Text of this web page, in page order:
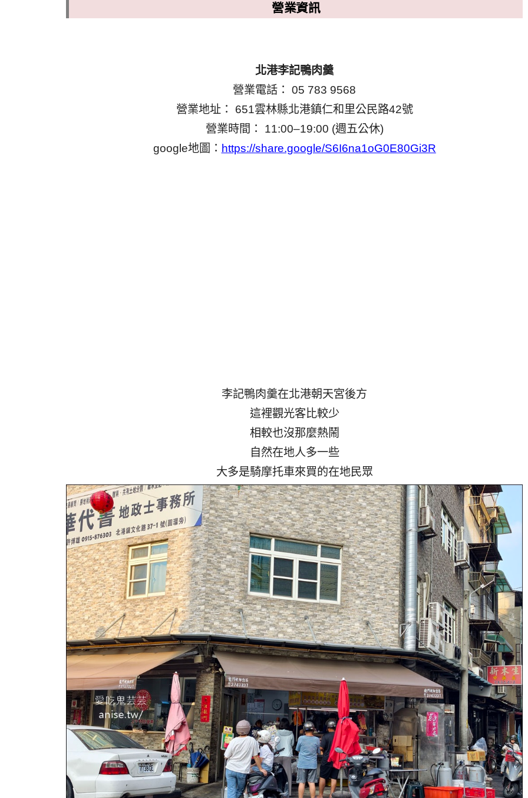
營業資訊
北港李記鴨肉羹
營業電話： 05 783 9568
營業地址： 651雲林縣北港鎮仁和里公民路42號
營業時間： 11:00–19:00 (週五公休)
google地圖： https://share.google/S6I6na1oG0E80Gi3R
李記鴨肉羹在北港朝天宮後方
這裡觀光客比較少
相較也沒那麼熱鬧
自然在地人多一些
大多是騎摩托車來買的在地民眾